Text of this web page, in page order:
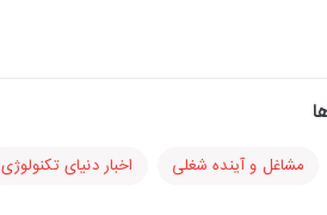
مشاغل و آینده شغلی اخبار دنیای تکنولوژی